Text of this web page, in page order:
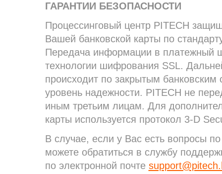
ГАРАНТИИ БЕЗОПАСНОСТИ
Процессинговый центр PITECH
Вашей банковской карты по
Передача информации в платежный
технологии шифрования SSL.
происходит по закрытым
уровень надежности. PITECH не
иным третьим лицам. Для
карты используется протокол 3-D
В случае, если у Вас есть вопросы
можете обратиться в службу
по электронной почте